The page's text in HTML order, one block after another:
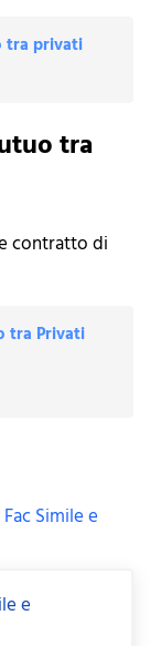
tra privati
tra
contratto di
tra Privati
Simile e
e